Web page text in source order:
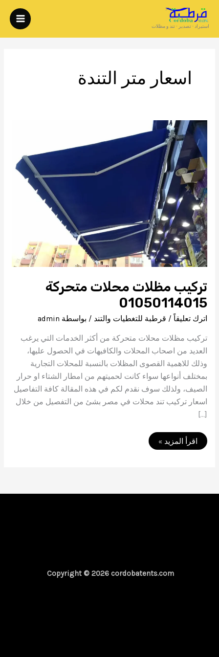
تخطي
المحتوى
استيراد - تصدير - تند و مظلات
اسعار متر التندة
تركيب مظلات محلات متحركة
01050114015
اترك تعليقاً / قرطبة للتغطيات والتند / بواسطة admin
تركيب مظلات محلات متحركة من أكثر الخدمات التي يرغب
العديد من اصحاب المحلات والكافيهات في الحصول عليها،
وذلك للاهمية القصوى المظلات بالنسبة للمحلات التجارية
بمختلف أنواعها سواء كانت لحميتهم من امطار الشتاء او حرار
الصيف، ولذلك سوف نقدم لكم في هذه المقالة كافة التفاصيل
اسعار تركيب تند محلات في مصر بشئ من التفصيل من خلال
[…]
تركيب
مظلات
اقرأ المزيد »
Copyright © 2026 cordobatents.com